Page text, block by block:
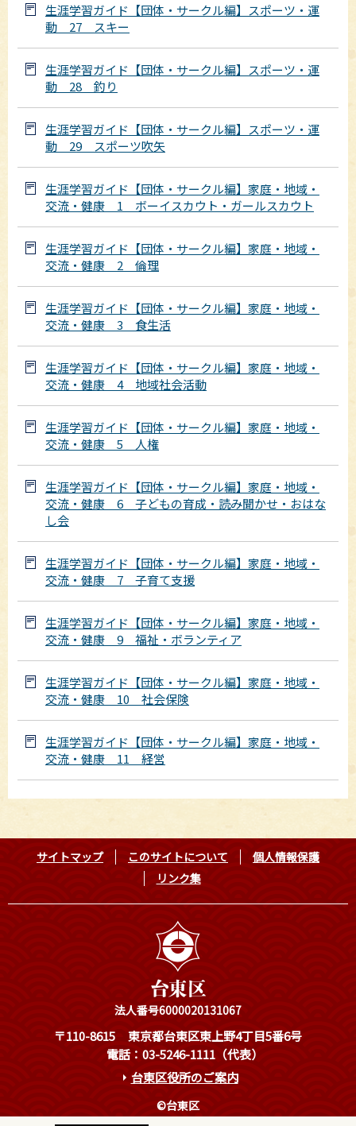
生涯学習ガイド【団体・サークル編】スポーツ・運
動 27 スキー
生涯学習ガイド【団体・サークル編】スポーツ・運
動 28 釣り
生涯学習ガイド【団体・サークル編】スポーツ・運
動 29 スポーツ吹矢
生涯学習ガイド【団体・サークル編】家庭・地域・
交流・健康 1 ボーイスカウト・ガールスカウト
生涯学習ガイド【団体・サークル編】家庭・地域・
交流・健康 2 倫理
生涯学習ガイド【団体・サークル編】家庭・地域・
交流・健康 3 食生活
生涯学習ガイド【団体・サークル編】家庭・地域・
交流・健康 4 地域社会活動
生涯学習ガイド【団体・サークル編】家庭・地域・
交流・健康 5 人権
生涯学習ガイド【団体・サークル編】家庭・地域・
交流・健康 6 子どもの育成・読み聞かせ・おはな
し会
生涯学習ガイド【団体・サークル編】家庭・地域・
交流・健康 7 子育て支援
生涯学習ガイド【団体・サークル編】家庭・地域・
交流・健康 9 福祉・ボランティア
生涯学習ガイド【団体・サークル編】家庭・地域・
交流・健康 10 社会保険
生涯学習ガイド【団体・サークル編】家庭・地域・
交流・健康 11 経営
サイトマップ このサイトについて
個人情報保護
リンク集
法人番号6000020131067
〒110-8615
東京都台東区東上野4丁目5番6号
電話：03-5246-1111（代表）
台東区役所のご案内
©台東区